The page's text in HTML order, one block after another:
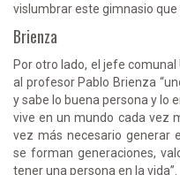
vislumbrar este gimnasio que
Brienza
Por otro lado, el jefe
al profesor Pablo Brienza
y sabe lo buena persona y lo
vive en un mundo cada vez
vez más necesario generar
se forman generaciones,
tener una persona en la vida”.